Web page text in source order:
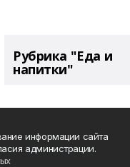
Рубрика "Еда и
напитки"
информации сайта
администрации.